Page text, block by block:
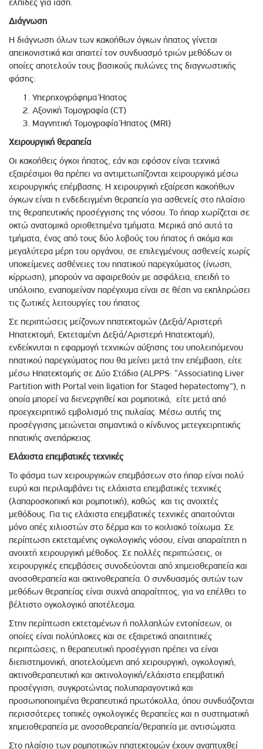
ελπίδες για ίαση.
Διάγνωση
Η διάγνωση όλων των κακοήθων όγκων ήπατος γίνεται
απεικονιστικά και απαιτεί τον συνδυασμό τριών μεθόδων οι
οποίες αποτελούν τους βασικούς πυλώνες της διαγνωστικής
φάσης:
Υπερηχογράφημα Ήπατος
Αξονική Τομογραφία (CT)
Μαγνητική Τομογραφία Ήπατος (MRI)
Χειρουργική θεραπεία
Οι κακοήθεις όγκοι ήπατος, εάν και εφόσον είναι τεχνικά
εξαιρέσιμοι θα πρέπει να αντιμετωπίζονται χειρουργικά μέσω
χειρουργικής επέμβασης. Η χειρουργική εξαίρεση κακοήθων
όγκων είναι η ενδεδειγμένη θεραπεία για ασθενείς στο πλαίσιο
της θεραπευτικής προσέγγισης της νόσου. Το ήπαρ χωρίζεται σε
οκτώ ανατομικά οριοθετημένα τμήματα. Μερικά από αυτά τα
τμήματα, ένας από τους δύο λοβούς του ήπατος ή ακόμα και
μεγαλύτερα μέρη του οργάνου, σε επιλεγμένους ασθενείς χωρίς
υποκείμενες ασθένειες του ηπατικού παρεγχύματος (ίνωση,
κίρρωση), μπορούν να αφαιρεθούν με ασφάλεια, επειδή το
υπόλοιπο, εναπομείναν παρέγχυμα είναι σε θέση να εκπληρώσει
τις ζωτικές λειτουργίες του ήπατος.
Σε περιπτώσεις μείζονων ηπατεκτομών (Δεξιά/Αριστερή
Ηπατεκτομή, Εκτεταμένη Δεξιά/Αριστερή Ηπατεκτομή),
ενδείκνυται η εφαρμογή τεχνικών αύξησης του υπολειπόμενου
ηπατικού παρεγχύματος που θα μείνει μετά την επέμβαση, είτε
μέσω Ηπατεκτομής σε Δύο Στάδια (ALPPS: “Associating Liver
Partition with Portal vein ligation for Staged hepatectomy”), η
οποία μπορεί να διενεργηθεί και ρομποτικά, είτε μετά από
προεγχειρητικό εμβολισμό της πυλαίας. Μέσω αυτής της
προσέγγισης μειώνεται σημαντικά ο κίνδυνος μετεγχειρητικής
ηπατικής ανεπάρκειας.
Ελάχιστα επεμβατικές τεχνικές
Το φάσμα των χειρουργικών επεμβάσεων στο ήπαρ είναι πολύ
ευρύ και περιλαμβάνει τις ελάχιστα επεμβατικές τεχνικές
(λαπαροσκοπική και ρομποτική), καθώς και τις ανοιχτές
μεθόδους. Για τις ελάχιστα επεμβατικές τεχνικές απαιτούνται
μόνο οπές χιλιοστών στο δέρμα και το κοιλιακό τοίχωμα. Σε
περίπτωση εκτεταμένης ογκολογικής νόσου, είναι απαραίτητη η
ανοιχτή χειρουργική μέθοδος. Σε πολλές περιπτώσεις, οι
χειρουργικές επεμβάσεις συνοδεύονται από χημειοθεραπεία και
ανοσοθεραπεία και ακτινοθεραπεία. Ο συνδυασμός αυτών των
μεθόδων θεραπείας είναι συχνά απαραίτητος, για να επέλθει το
βέλτιστο ογκολογικό αποτέλεσμα.
Στην περίπτωση εκτεταμένων ή πολλαπλών εντοπίσεων, οι
οποίες είναι πολύπλοκες και σε εξαιρετικά απαιτητικές
περιπτώσεις, η θεραπευτική προσέγγιση πρέπει να είναι
διεπιστημονική, αποτελούμενη από χειρουργική, ογκολογική,
ακτινοθεραπευτική και ακτινολογική/ελάχιστα επεμβατική
προσέγγιση, συγκροτώντας πολυπαραγοντικά και
προσωποποιημένα θεραπευτικά πρωτόκολλα, όπου συνδυάζονται
περισσότερες τοπικές ογκολογικές θεραπείες και η συστηματική
χημειοθεραπεία με ανοσοθεραπεία/θεραπεία με αντισώματα.
Στο πλαίσιο των ρομποτικών ηπατεκτομών έχουν αναπτυχθεί